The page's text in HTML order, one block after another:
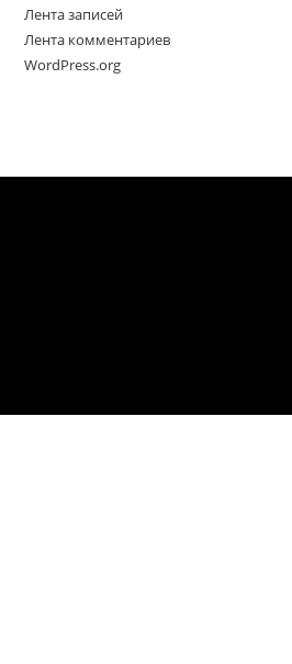
Лента записей
Лента комментариев
WordPress.org